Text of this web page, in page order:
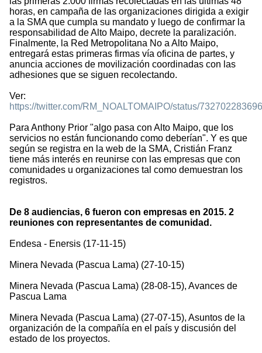
horas, en campaña de las organizaciones dirigida a exigir
a la SMA que cumpla su mandato y luego de confirmar la
responsabilidad de Alto Maipo, decrete la paralización.
Finalmente, la Red Metropolitana No a Alto Maipo,
entregará estas primeras firmas vía oficina de partes, y
anuncia acciones de movilización coordinadas con las
adhesiones que se siguen recolectando.
Ver:
https://twitter.com/RM_NOALTOMAIPO/status/
Para Anthony Prior "algo pasa con Alto Maipo, que los
servicios no están funcionando como deberían". Y es que
según se registra en la web de la SMA, Cristián Franz
tiene más interés en reunirse con las empresas que con
comunidades u organizaciones tal como demuestran los
registros.
De 8 audiencias, 6 fueron con empresas en 2015. 2
reuniones con representantes de comunidad.
Endesa - Enersis (17-11-15)
Minera Nevada (Pascua Lama) (27-10-15)
Minera Nevada (Pascua Lama) (28-08-15), Avances de
Pascua Lama
Minera Nevada (Pascua Lama) (27-07-15), Asuntos de la
organización de la compañía en el país y discusión del
estado de los proyectos.